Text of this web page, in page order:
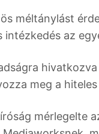
méltánylást
intézkedés az
meg a
mérlegelte